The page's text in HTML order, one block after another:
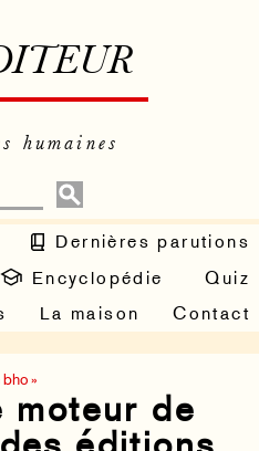
humaines
Dernières parutions
Encyclopédie
Quiz
La maison Contact
»
moteur de